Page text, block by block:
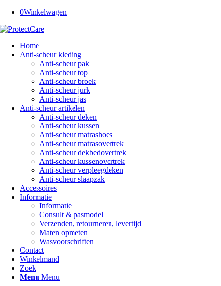
0Winkelwagen
Home
Anti-scheur kleding
Anti-scheur pak
Anti-scheur top
Anti-scheur broek
Anti-scheur jurk
Anti-scheur jas
Anti-scheur artikelen
Anti-scheur deken
Anti-scheur kussen
Anti-scheur matrashoes
Anti-scheur matrasovertrek
Anti-scheur dekbedovertrek
Anti-scheur kussenovertrek
Anti-scheur verpleegdeken
Anti-scheur slaapzak
Accessoires
Informatie
Informatie
Consult & pasmodel
Verzenden, retourneren, levertijd
Maten opmeten
Wasvoorschriften
Contact
Winkelmand
Zoek
Menu Menu